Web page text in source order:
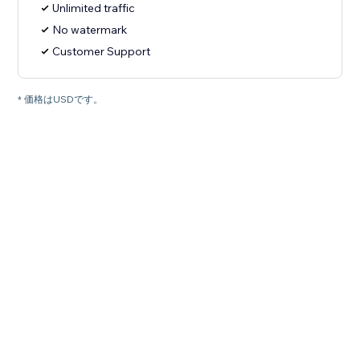
Unlimited traffic
No watermark
Customer Support
* 価格はUSDです。